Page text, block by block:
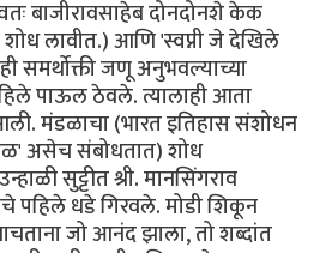
बाजीरावसाहेब दोनदोनशे केक
लावीत.) आणि 'स्वप्नी जे देखिले
समर्थोक्ती जणू अनुभवल्याच्या
पाऊल ठेवले. त्यालाही आता
मंडळाचा (भारत इतिहास संशोधन
असेच संबोधतात) शोध
सुट्टीत श्री. मानसिंगराव
पहिले धडे गिरवले. मोडी शिकून
जो आनंद झाला, तो शब्दांत